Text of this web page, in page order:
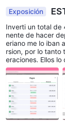
Exposición
Inverti un total de
nente de hacer
eriano me lo iban
rsion, por lo tanto
eraciones. Ellos
persona compre y
ar la operacion y